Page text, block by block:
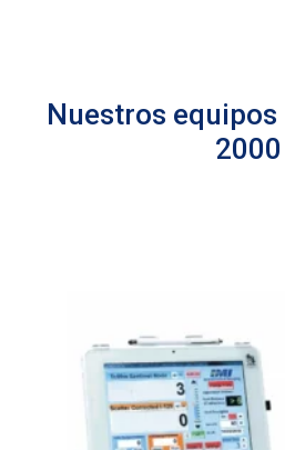
Nuestros equipos
2000